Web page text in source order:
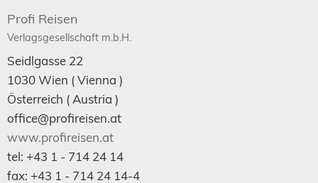
Profi Reisen
Verlagsgesellschaft m.b.H.
Seidlgasse 22
1030Wien ( Vienna )
Österreich ( Austria )
office@profireisen.at
www.profireisen.at
tel: +43 1 - 714 24 14
fax: +43 1 - 714 24 14-4